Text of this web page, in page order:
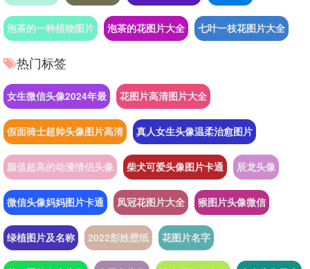
泡茶的一种植物图片 泡茶的花图片大全 七叶一枝花图片大全
热门标签
女生微信头像2024年最 花图片高清图片大全
假面骑士超帅头像图片高清 真人女生头像温柔治愈图片
颜值超高的动漫情侣头像 柴犬可爱头像图片卡通 辰龙头像
微信头像妈妈图片卡通 凤冠花图片大全 猴图片头像微信
绿植图片及名称 2022彭姓壁纸 花图片名字